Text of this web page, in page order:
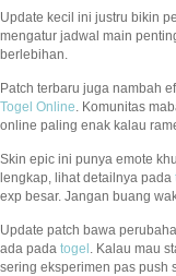
Update kecil ini justru bikin
mengatur jadwal main
berlebihan.
Patch terbaru juga nambah
Togel Online. Komunitas
online paling enak kalau
Skin epic ini punya emote
lengkap, lihat detailnya pada
exp besar. Jangan buang
Update patch bawa
ada pada togel . Kalau mau
sering eksperimen pas push